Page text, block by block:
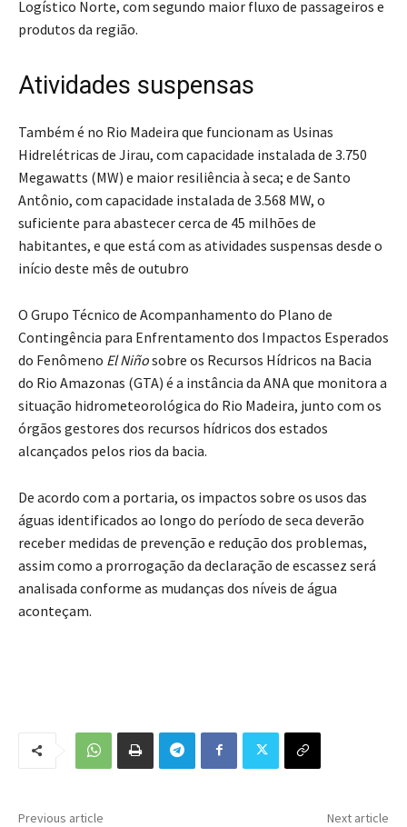
Logístico Norte, com segundo maior fluxo de passageiros e
produtos da região.
Atividades suspensas
Também é no Rio Madeira que funcionam as Usinas
Hidrelétricas de Jirau, com capacidade instalada de 3.750
Megawatts (MW) e maior resiliência à seca; e de Santo
Antônio, com capacidade instalada de 3.568 MW, o
suficiente para abastecer cerca de 45 milhões de
habitantes, e que está com as atividades suspensas desde o
início deste mês de outubro
O Grupo Técnico de Acompanhamento do Plano de
Contingência para Enfrentamento dos Impactos Esperados
do Fenômeno El Niñosobre os Recursos Hídricos na Bacia
do Rio Amazonas (GTA) é a instância da ANA que monitora a
situação hidrometeorológica do Rio Madeira, junto com os
órgãos gestores dos recursos hídricos dos estados
alcançados pelos rios da bacia.
De acordo com a portaria, os impactos sobre os usos das
águas identificados ao longo do período de seca deverão
receber medidas de prevenção e redução dos problemas,
assim como a prorrogação da declaração de escassez será
analisada conforme as mudanças dos níveis de água
aconteçam.
Previous article Next article